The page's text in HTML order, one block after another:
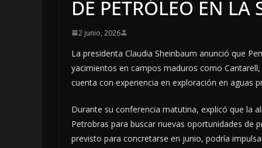
DE PETRÓLEO EN LA
2 junio, 2026
La presidenta Claudia Sheinbaum anunció que
yacimientos en campos maduros como
cuenta con experiencia en exploración en aguas
Durante su conferencia matutina, explicó que la
Petrobras para buscar nuevas oportunidades de
previsto para concretarse en junio, podría